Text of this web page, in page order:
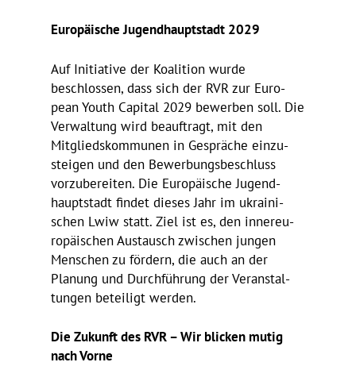
Euro­päi­sche Jugend­haupt­stadt 2029
Auf Initia­tive der Koali­tion wurde
beschlossen, dass sich der RVR zur Euro­
pean Youth Capital 2029 bewerben soll. Die
Verwal­tung wird beauf­tragt, mit den
Mitglieds­kom­munen in Gespräche einzu­
steigen und den Bewer­bungs­be­schluss
vorzu­be­reiten. Die Euro­päi­sche Jugend­
haupt­stadt findet dieses Jahr im ukrai­ni­
schen Lwiw statt. Ziel ist es, den inner­eu­
ro­päi­schen Austausch zwischen jungen
Menschen zu fördern, die auch an der
Planung und Durch­füh­rung der Veran­stal­
tungen betei­ligt werden.
Die Zukunft des RVR – Wir blicken mutig
nach Vorne